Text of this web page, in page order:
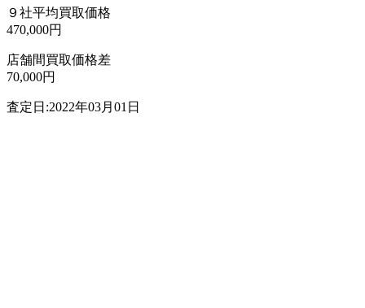
９社平均買取価格
470,000円
店舗間買取価格差
70,000円
査定日:2022年03月01日